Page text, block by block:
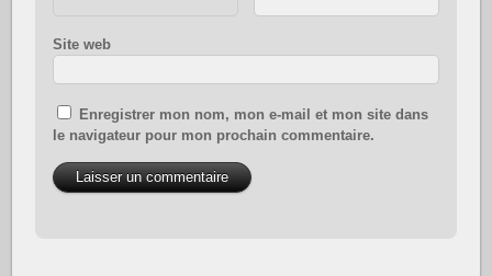
Site web
Enregistrer mon nom, mon e-mail et mon site dans
le navigateur pour mon prochain commentaire.